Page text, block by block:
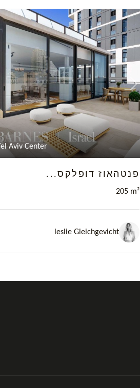
Next
Tel Aviv-Yafo, Tel Aviv Center
פנטהאוז דופלקס...
205 m²
leslie Gleichgevicht